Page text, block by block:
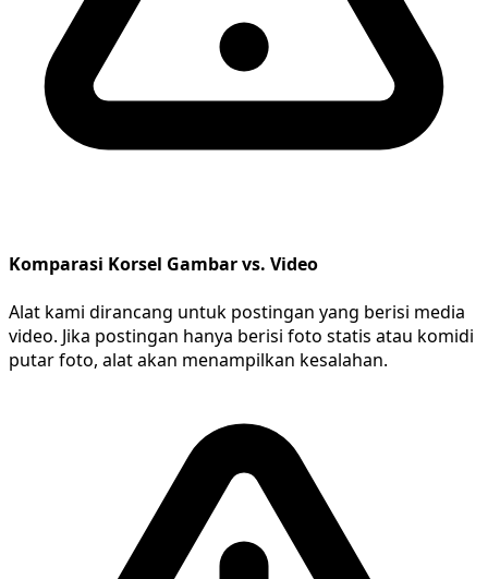
Komparasi Korsel Gambar vs. Video
Alat kami dirancang untuk postingan yang berisi media
video. Jika postingan hanya berisi foto statis atau komidi
putar foto, alat akan menampilkan kesalahan.